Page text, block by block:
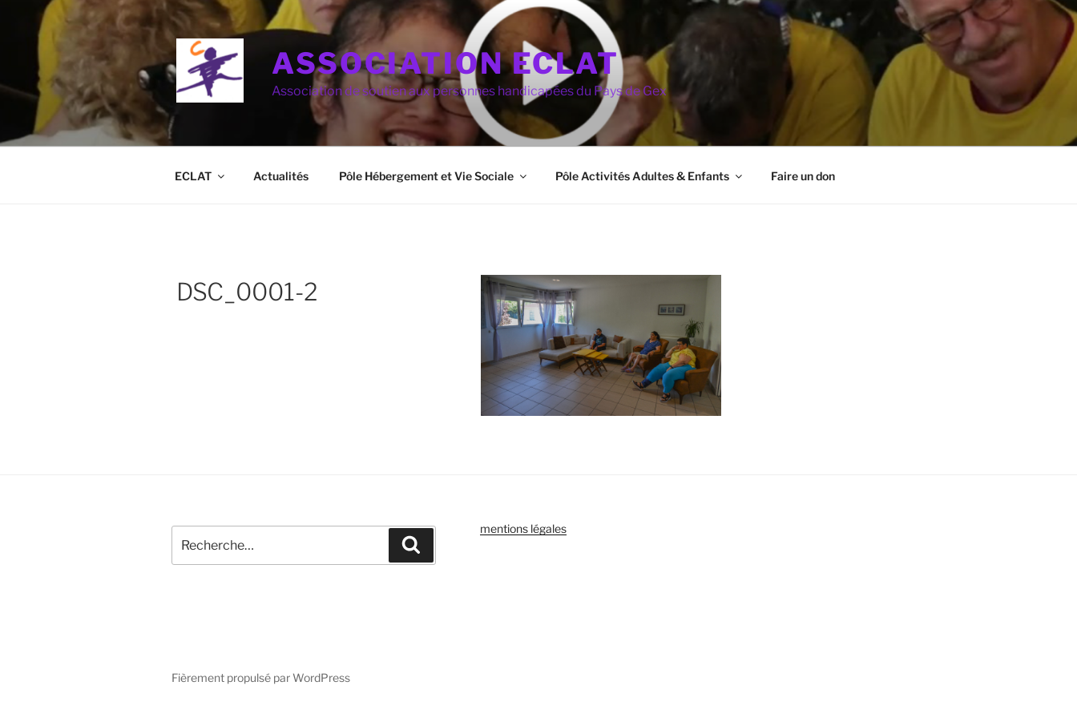
principal
ASSOCIATION ECLAT
Association de soutien aux personnes handicapées du Pays de Gex
ECLAT Actualités Pôle Hébergement et Vie Sociale Pôle Activités Adultes & Enfants Faire un don
DSC_0001-2
pour
:
mentions légales
Fièrement propulsé par WordPress